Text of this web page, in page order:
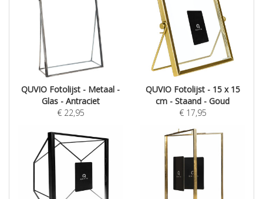
QUVIO Fotolijst - Metaal -
Glas - Antraciet
€ 22,95
QUVIO Fotolijst - 15 x 15
cm - Staand - Goud
€ 17,95